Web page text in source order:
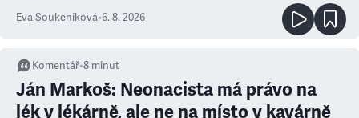
Eva Soukeníková•6. 8. 2026
Komentář•8 minut
Ján Markoš: Neonacista má právo na
lék v lékárně, ale ne na místo v kavárně